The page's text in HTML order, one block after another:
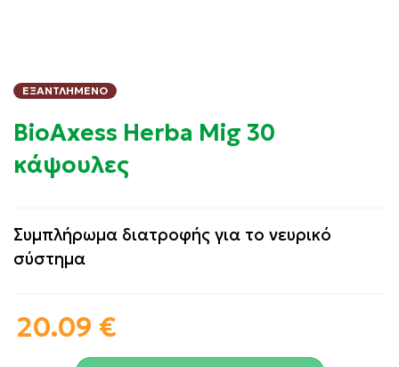
ΕΞΑΝΤΛΗΜΈΝΟ
BioAxess Herba Mig 30
κάψουλες
Συμπλήρωμα διατροφής για το νευρικό
σύστημα
20.09 €